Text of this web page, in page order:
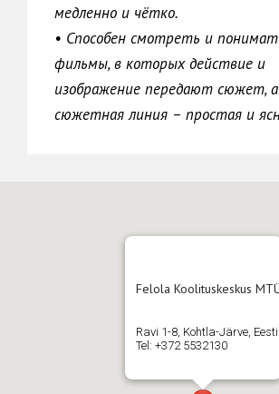
медленно и чётко.
• Способен смотреть и
фильмы, в которых действие и
изображение передают сюжет, а
сюжетная линия – простая и
Felola Koolituskeskus
Ravi 1-8, Kohtla-Järve, Eesti
Tel: +372 5532130